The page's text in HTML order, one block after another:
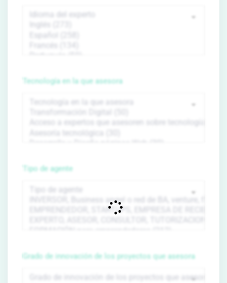
Tecnología en la que asesora
Tipo de agente
Grado de innovación de los proyectos que asesora